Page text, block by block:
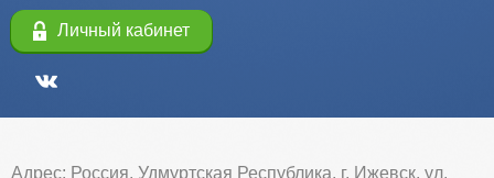
Личный кабинет
Адрес: Россия, Удмуртская Республика, г. Ижевск, ул.